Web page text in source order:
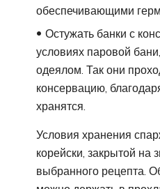
обеспечивающими
Остужать банки с
условиях паровой
одеялом. Так они
консервацию,
хранятся.
Условия хранения
корейски, закрытой на
выбранного рецепта.